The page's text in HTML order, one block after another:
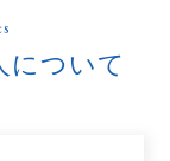
について